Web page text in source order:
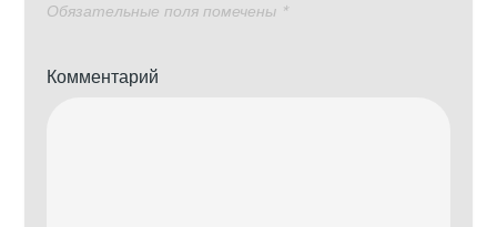
Обязательные поля помечены *
Комментарий